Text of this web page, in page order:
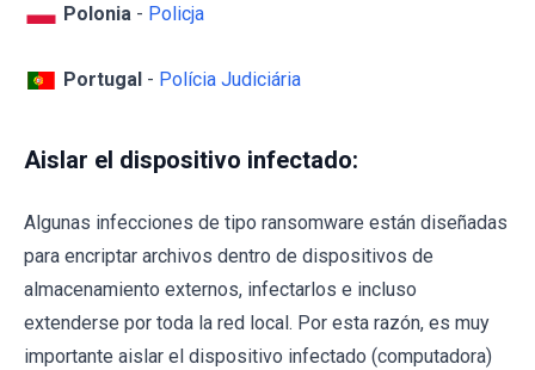
Polonia - Policja
Portugal - Polícia Judiciária
Aislar el dispositivo infectado:
Algunas infecciones de tipo ransomware están diseñadas
para encriptar archivos dentro de dispositivos de
almacenamiento externos, infectarlos e incluso
extenderse por toda la red local. Por esta razón, es muy
importante aislar el dispositivo infectado (computadora)